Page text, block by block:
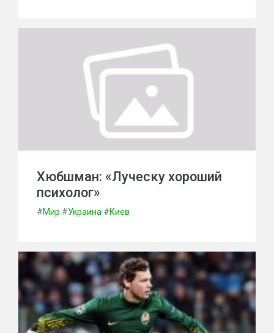
Хюбшман: «Луческу хороший
психолог»
#Мир #Украина #Киев